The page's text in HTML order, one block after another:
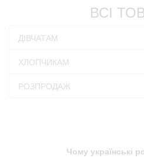
ВСІ
ДІВЧАТАМ
ХЛОПЧИКАМ
РОЗПРОДАЖ
Чому українські